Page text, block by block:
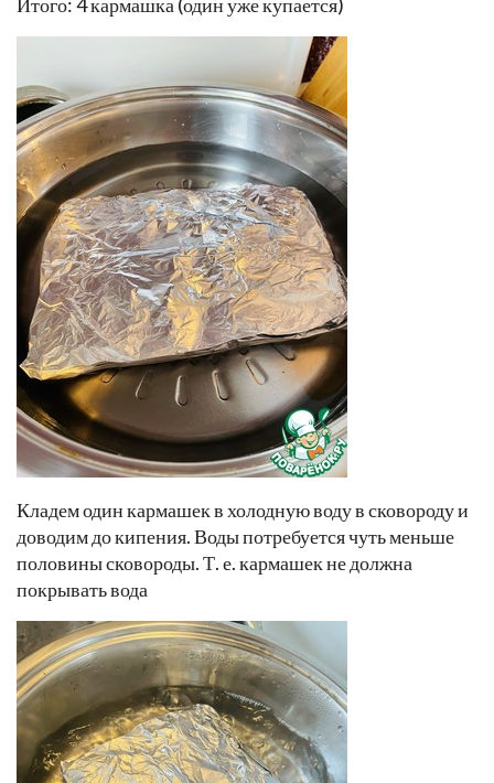
Итого: 4 кармашка (один уже купается)
Кладем один кармашек в холодную воду в сковороду и
доводим до кипения. Воды потребуется чуть меньше
половины сковороды. Т. е. кармашек не должна
покрывать вода